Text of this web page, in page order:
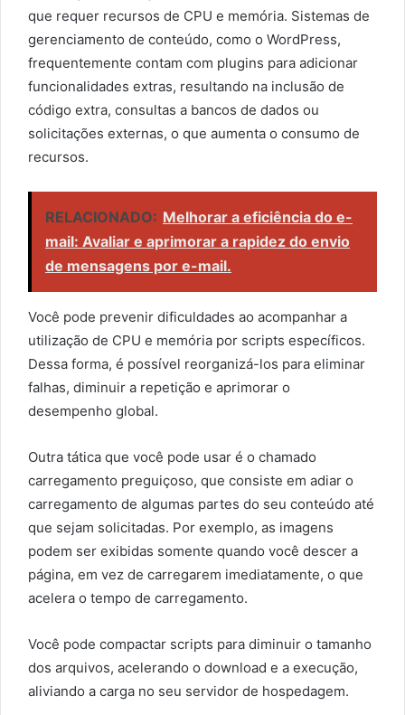
que requer recursos de CPU e memória. Sistemas de
gerenciamento de conteúdo, como o WordPress,
frequentemente contam com plugins para adicionar
funcionalidades extras, resultando na inclusão de
código extra, consultas a bancos de dados ou
solicitações externas, o que aumenta o consumo de
recursos.
RELACIONADO: Melhorar a eficiência do e-
mail: Avaliar e aprimorar a rapidez do envio
de mensagens por e-mail.
Você pode prevenir dificuldades ao acompanhar a
utilização de CPU e memória por scripts específicos.
Dessa forma, é possível reorganizá-los para eliminar
falhas, diminuir a repetição e aprimorar o
desempenho global.
Outra tática que você pode usar é o chamado
carregamento preguiçoso, que consiste em adiar o
carregamento de algumas partes do seu conteúdo até
que sejam solicitadas. Por exemplo, as imagens
podem ser exibidas somente quando você descer a
página, em vez de carregarem imediatamente, o que
acelera o tempo de carregamento.
Você pode compactar scripts para diminuir o tamanho
dos arquivos, acelerando o download e a execução,
aliviando a carga no seu servidor de hospedagem.